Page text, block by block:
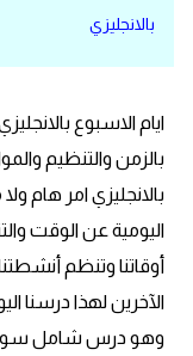
قاموس عربي انجليزي
تعلم اللغة الفرنسية
تعلم اللغة الاسبانية
تعلم اللغة التركية
بالانجليزي
ايام الاسبوع
بالزمن والتنظيم
بالانجليزي امر هام
اليومية عن الوقت
أوقاتنا وتنظم
الآخرين لهذا درسنا
وهو درس شامل سوف